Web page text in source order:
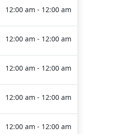
12:00 am - 12:00 am
12:00 am - 12:00 am
12:00 am - 12:00 am
12:00 am - 12:00 am
12:00 am - 12:00 am